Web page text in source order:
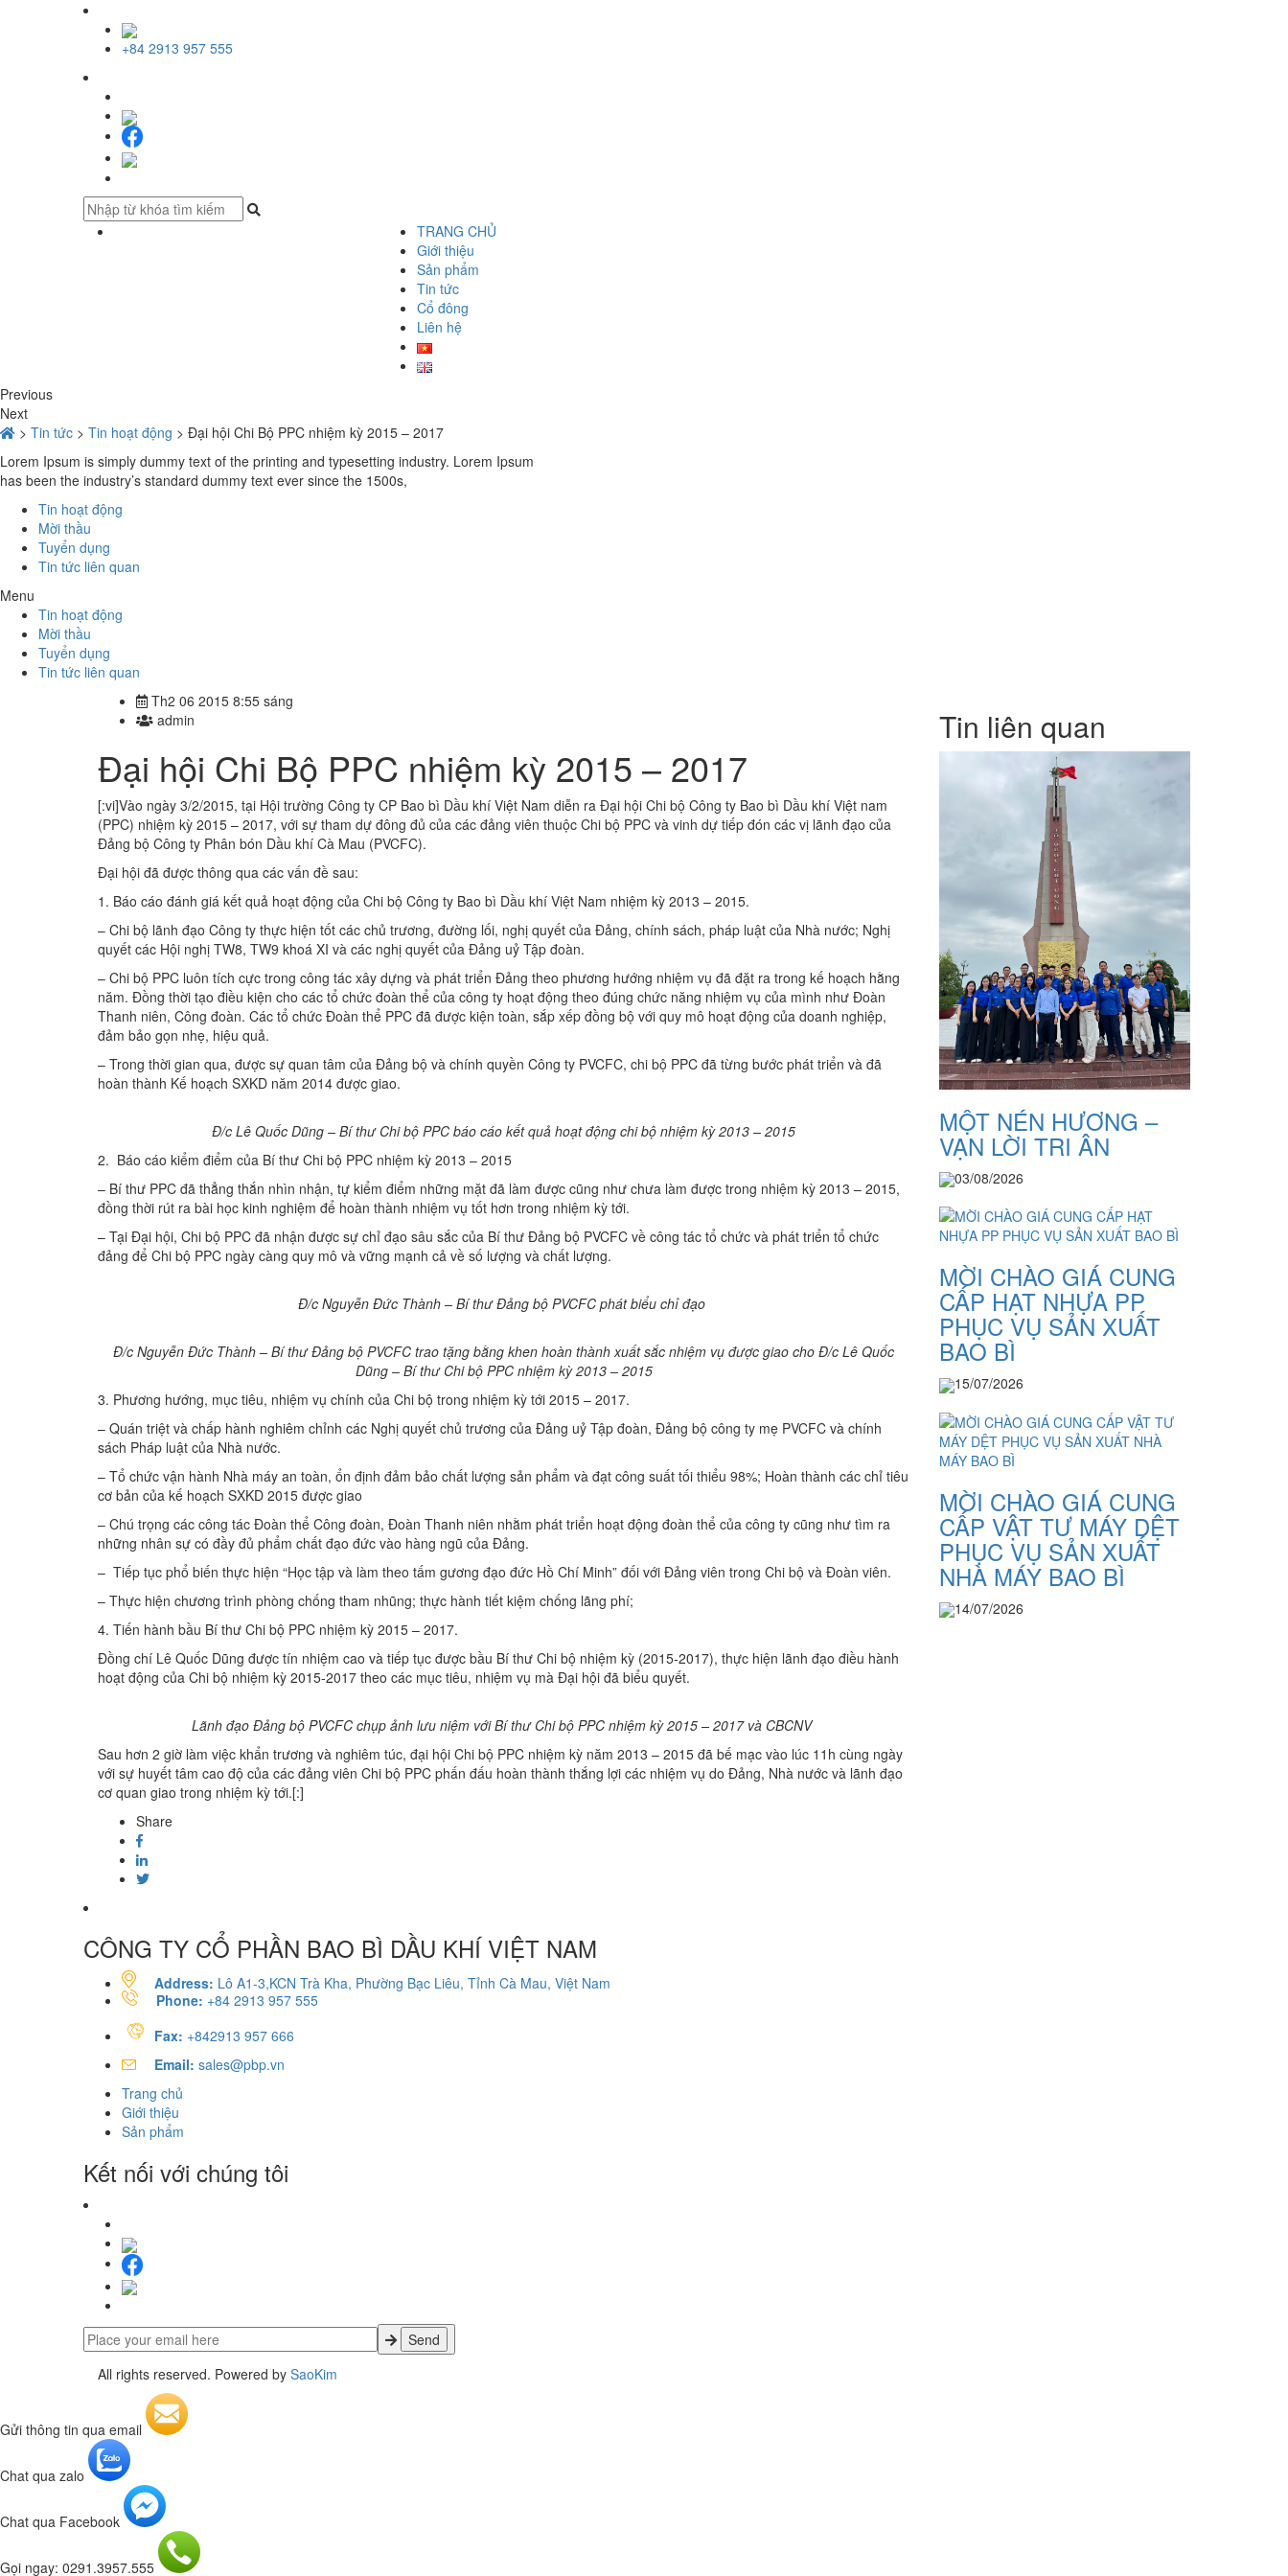
+84 2913 957 555
TRANG CHỦ
Giới thiệu
Sản phẩm
Tin tức
Cổ đông
Liên hệ
Previous
Next
> Tin tức > Tin hoạt động > Đại hội Chi Bộ PPC nhiệm kỳ 2015 – 2017
Lorem Ipsum is simply dummy text of the printing and typesetting industry. Lorem Ipsum
has been the industry’s standard dummy text ever since the 1500s,
Tin hoạt động
Mời thầu
Tuyển dụng
Tin tức liên quan
Menu
Tin hoạt động
Mời thầu
Tuyển dụng
Tin tức liên quan
Th2 06 2015 8:55 sáng
admin
Đại hội Chi Bộ PPC nhiệm kỳ 2015 – 2017
[:vi]Vào ngày 3/2/2015, tại Hội trường Công ty CP Bao bì Dầu khí Việt Nam diễn ra Đại hội Chi bộ Công ty Bao bì Dầu khí Việt nam
(PPC) nhiệm kỳ 2015 – 2017, với sự tham dự đông đủ của các đảng viên thuộc Chi bộ PPC và vinh dự tiếp đón các vị lãnh đạo của
Đảng bộ Công ty Phân bón Dầu khí Cà Mau (PVCFC).
Đại hội đã được thông qua các vấn đề sau:
1. Báo cáo đánh giá kết quả hoạt động của Chi bộ Công ty Bao bì Dầu khí Việt Nam nhiệm kỳ 2013 – 2015.
– Chi bộ lãnh đạo Công ty thực hiện tốt các chủ trương, đường lối, nghị quyết của Đảng, chính sách, pháp luật của Nhà nước; Nghị
quyết các Hội nghị TW8, TW9 khoá XI và các nghị quyết của Đảng uỷ Tập đoàn.
– Chi bộ PPC luôn tích cực trong công tác xây dựng và phát triển Đảng theo phương hướng nhiệm vụ đã đặt ra trong kế hoạch hằng
năm. Đồng thời tạo điều kiện cho các tổ chức đoàn thể của công ty hoạt động theo đúng chức năng nhiệm vụ của mình như Đoàn
Thanh niên, Công đoàn. Các tổ chức Đoàn thể PPC đã được kiện toàn, sắp xếp đồng bộ với quy mô hoạt động của doanh nghiệp,
đảm bảo gọn nhẹ, hiệu quả.
– Trong thời gian qua, được sự quan tâm của Đảng bộ và chính quyền Công ty PVCFC, chi bộ PPC đã từng bước phát triển và đã
hoàn thành Kế hoạch SXKD năm 2014 được giao.
Đ/c Lê Quốc Dũng – Bí thư Chi bộ PPC báo cáo kết quả hoạt động chi bộnhiệm kỳ 2013 – 2015
2. Báo cáo kiểm điểm của Bí thư Chi bộ PPC nhiệm kỳ 2013 – 2015
– Bí thư PPC đã thẳng thắn nhìn nhận, tự kiểm điểm những mặt đã làm được cũng như chưa làm được trong nhiệm kỳ 2013 – 2015,
đồng thời rút ra bài học kinh nghiệm để hoàn thành nhiệm vụ tốt hơn trong nhiệm kỳ tới.
– Tại Đại hội, Chi bộ PPC đã nhận được sự chỉ đạo sâu sắc của Bí thư Đảng bộ PVCFC về công tác tổ chức và phát triển tổ chức
đảng để Chi bộ PPC ngày càng quy mô và vững mạnh cả về số lượng và chất lượng.
Đ/c Nguyễn Đức Thành – Bí thư Đảng bộ PVCFC phát biểu chỉ đạo
Đ/c Nguyễn Đức Thành – Bí thư Đảng bộ PVCFC trao tặng bằng khen hoàn thành xuất sắc nhiệm vụ được giao cho Đ/c Lê Quốc
Dũng – Bí thư Chi bộ PPC nhiệm kỳ 2013 – 2015
3. Phương hướng, mục tiêu, nhiệm vụ chính của Chi bộ trong nhiệm kỳ tới 2015 – 2017.
– Quán triệt và chấp hành nghiêm chỉnh các Nghị quyết chủ trương của Đảng uỷ Tập đoàn, Đảng bộ công ty mẹ PVCFC và chính
sách Pháp luật của Nhà nước.
– Tổ chức vận hành Nhà máy an toàn, ổn định đảm bảo chất lượng sản phẩm và đạt công suất tối thiểu 98%; Hoàn thành các chỉ tiêu
cơ bản của kế hoạch SXKD 2015 được giao
– Chú trọng các công tác Đoàn thể Công đoàn, Đoàn Thanh niên nhằm phát triển hoạt động đoàn thể của công ty cũng như tìm ra
những nhân sự có đầy đủ phẩm chất đạo đức vào hàng ngũ của Đảng.
– Tiếp tục phổ biến thực hiện “Học tập và làm theo tấm gương đạo đức Hồ Chí Minh” đối với Đảng viên trong Chi bộ và Đoàn viên.
– Thực hiện chương trình phòng chống tham nhũng; thực hành tiết kiệm chống lãng phí;
4. Tiến hành bầu Bí thư Chi bộ PPC nhiệm kỳ 2015 – 2017.
Đồng chí Lê Quốc Dũng được tín nhiệm cao và tiếp tục được bầu Bí thư Chi bộ nhiệm kỳ (2015-2017), thực hiện lãnh đạo điều hành
hoạt động của Chi bộ nhiệm kỳ 2015-2017 theo các mục tiêu, nhiệm vụ mà Đại hội đã biểu quyết.
Lãnh đạo Đảng bộ PVCFC chụp ảnh lưu niệm với Bí thư Chi bộ PPCnhiệm kỳ 2015 – 2017 và CBCNV
Sau hơn 2 giờ làm việc khẩn trương và nghiêm túc, đại hội Chi bộ PPC nhiệm kỳ năm 2013 – 2015 đã bế mạc vào lúc 11h cùng ngày
với sự huyết tâm cao độ của các đảng viên Chi bộ PPC phấn đấu hoàn thành thắng lợi các nhiệm vụ do Đảng, Nhà nước và lãnh đạo
cơ quan giao trong nhiệm kỳ tới.[:]
Share
Tin liên quan
MỘT NÉN HƯƠNG –
VẠN LỜI TRI ÂN
03/08/2026
MỜI CHÀO GIÁ CUNG
CẤP HẠT NHỰA PP
PHỤC VỤ SẢN XUẤT
BAO BÌ
15/07/2026
MỜI CHÀO GIÁ CUNG
CẤP VẬT TƯ MÁY DỆT
PHỤC VỤ SẢN XUẤT
NHÀ MÁY BAO BÌ
14/07/2026
CÔNG TY CỔ PHẦN BAO BÌ DẦU KHÍ VIỆT NAM
Address: Lô A1-3,KCN Trà Kha, Phường Bạc Liêu, Tỉnh Cà Mau, Việt Nam
Phone: +84 2913 957 555
Fax: +842913 957 666
Email: sales@pbp.vn
Trang chủ
Giới thiệu
Sản phẩm
Kết nối với chúng tôi
All rights reserved. Powered by SaoKim
Gửi thông tin qua email
Chat qua zalo
Chat qua Facebook
Gọi ngay: 0291.3957.555